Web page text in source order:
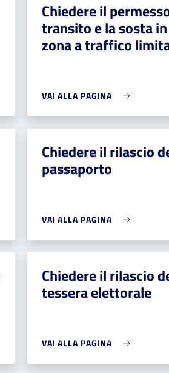
Chiedere il
transito e la sosta
zona a traffico
VAI ALLA PAGINA
Chiedere il rilascio
passaporto
VAI ALLA PAGINA
Chiedere il rilascio
tessera elettorale
VAI ALLA PAGINA